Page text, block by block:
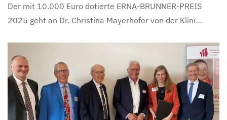
Der mit 10.000 Euro dotierte ERNA-BRUNNER-PREIS
2025 geht an Dr. Christina Mayerhofer von der Klini…